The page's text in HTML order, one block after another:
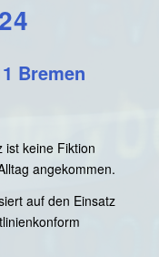
Bremen
ist keine Fiktion
angekommen.
auf den Einsatz